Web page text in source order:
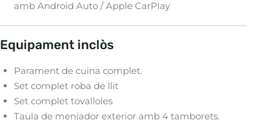
amb Android Auto / Apple CarPlay
Equipament inclòs
Parament de cuina complet.
Set complet roba de llit
Set complet tovalloles
Taula de menjador exterior amb 4 tamborets.